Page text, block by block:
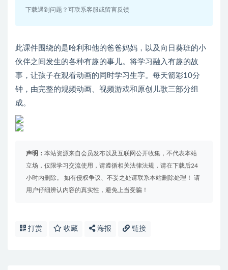
下载遇到问题？可联系客服或留言反馈
此课件围绕的是哈利和他的爸爸妈妈，以及向日葵班的小
伙伴之间发生的各种有趣的事儿。将学习融入有趣的故
事，让孩子在观看动画的同时学习生字。每天箭彩10分
钟，由完整的规频动画、视频游戏和原创儿歌三部分组
成。
声明： 本站资源来自会员发布以及互联网公开收集，不代表本站
立场，仅限学习交流使用，请遵循相关法律法规，请在下载后24
小时内删除。 如有侵权争议、不妥之处请联系本站删除处理！ 请
用户仔细辨认内容的真实性，避免上当受骗！
打赏 收藏 海报 链接